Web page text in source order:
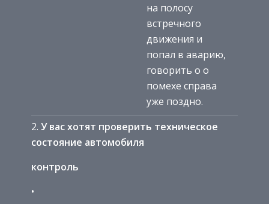
на полосу
встречного
движения и
попал в аварию,
говорить о о
помехе справа
уже поздно.
У вас хотят проверить техническое
состояние автомобиля
контроль